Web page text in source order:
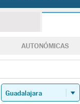
AUTONÓMICAS